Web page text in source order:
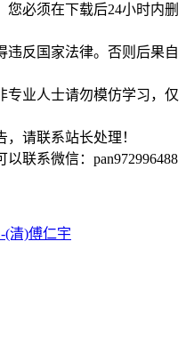
您必须在下载后24小时内删
违反国家法律。否则后果自
专业人士请勿模仿学习，仅
请联系站长处理！
联系微信：pan972996488
(清)傅仁宇